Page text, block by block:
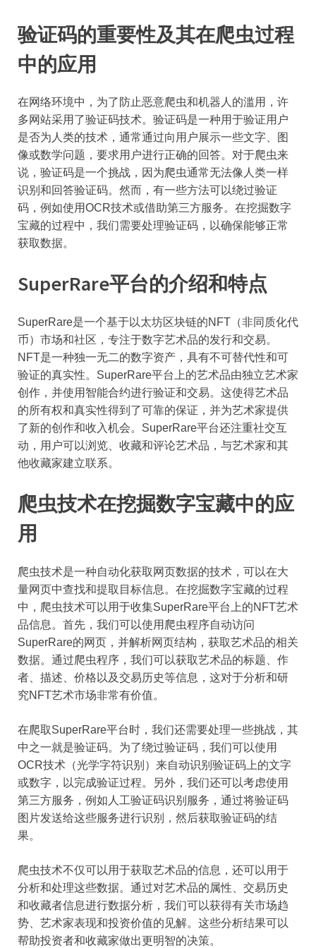
验证码的重要性及其在爬虫过程
中的应用
在网络环境中，为了防止恶意爬虫和机器人的滥用，许
多网站采用了验证码技术。验证码是一种用于验证用户
是否为人类的技术，通常通过向用户展示一些文字、图
像或数学问题，要求用户进行正确的回答。对于爬虫来
说，验证码是一个挑战，因为爬虫通常无法像人类一样
识别和回答验证码。然而，有一些方法可以绕过验证
码，例如使用OCR技术或借助第三方服务。在挖掘数字
宝藏的过程中，我们需要处理验证码，以确保能够正常
获取数据。
SuperRare平台的介绍和特点
SuperRare是一个基于以太坊区块链的NFT（非同质化代
币）市场和社区，专注于数字艺术品的发行和交易。
NFT是一种独一无二的数字资产，具有不可替代性和可
验证的真实性。SuperRare平台上的艺术品由独立艺术家
创作，并使用智能合约进行验证和交易。这使得艺术品
的所有权和真实性得到了可靠的保证，并为艺术家提供
了新的创作和收入机会。SuperRare平台还注重社交互
动，用户可以浏览、收藏和评论艺术品，与艺术家和其
他收藏家建立联系。
爬虫技术在挖掘数字宝藏中的应
用
爬虫技术是一种自动化获取网页数据的技术，可以在大
量网页中查找和提取目标信息。在挖掘数字宝藏的过程
中，爬虫技术可以用于收集SuperRare平台上的NFT艺术
品信息。首先，我们可以使用爬虫程序自动访问
SuperRare的网页，并解析网页结构，获取艺术品的相关
数据。通过爬虫程序，我们可以获取艺术品的标题、作
者、描述、价格以及交易历史等信息，这对于分析和研
究NFT艺术市场非常有价值。
在爬取SuperRare平台时，我们还需要处理一些挑战，其
中之一就是验证码。为了绕过验证码，我们可以使用
OCR技术（光学字符识别）来自动识别验证码上的文字
或数字，以完成验证过程。另外，我们还可以考虑使用
第三方服务，例如人工验证码识别服务，通过将验证码
图片发送给这些服务进行识别，然后获取验证码的结
果。
爬虫技术不仅可以用于获取艺术品的信息，还可以用于
分析和处理这些数据。通过对艺术品的属性、交易历史
和收藏者信息进行数据分析，我们可以获得有关市场趋
势、艺术家表现和投资价值的见解。这些分析结果可以
帮助投资者和收藏家做出更明智的决策。